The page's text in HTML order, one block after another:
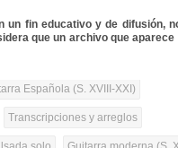
un fin educativo y de difusión,
que un archivo que aparece
Española (S. XVIII-XXI)
Transcripciones y arreglos